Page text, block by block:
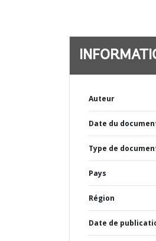
Auteur
Date du
Type de
Pays
Région
Date de